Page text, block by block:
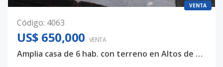
VENTA
Código: 4063
US$ 650,000 VENTA
Amplia casa de 6 hab. con terreno en Altos de Arroyo Hondo II